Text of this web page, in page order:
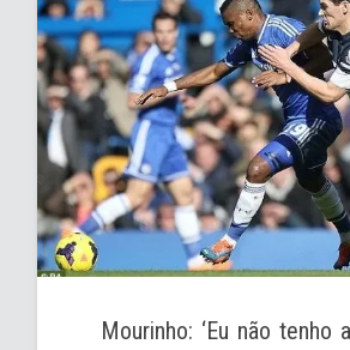
Mourinho: ‘Eu não tenho